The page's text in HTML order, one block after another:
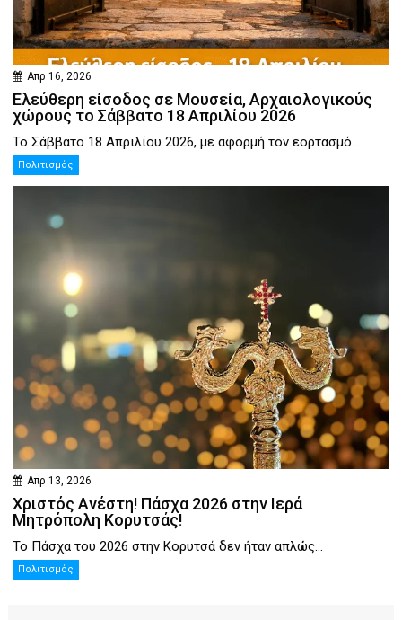
Απρ 16, 2026
Ελεύθερη είσοδος σε Μουσεία, Αρχαιολογικούς
χώρους το Σάββατο 18 Απριλίου 2026
Το Σάββατο 18 Απριλίου 2026, με αφορμή τον εορτασμό...
Πολιτισμός
Απρ 13, 2026
Χριστός Ανέστη! Πάσχα 2026 στην Ιερά
Μητρόπολη Κορυτσάς!
Το Πάσχα του 2026 στην Κορυτσά δεν ήταν απλώς...
Πολιτισμός